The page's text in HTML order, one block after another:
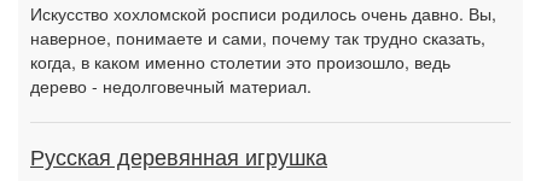
Искусство хохломской росписи родилось очень давно. Вы,
наверное, понимаете и сами, почему так трудно сказать,
когда, в каком именно столетии это произошло, ведь
дерево - недолговечный материал.
Русская деревянная игрушка